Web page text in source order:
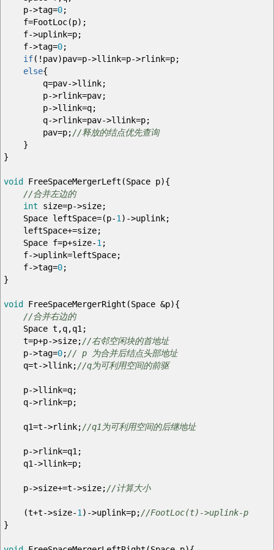
p->tag=0;
f=FootLoc(p) ;
f->uplink=p;
f->tag=0;
if( ! pav)pav=p->llink=p->rlink=p;
else{
q=pav->llink;
p->rlink=pav;
p->llink=q;
q->rlink=pav->llink=p;
pav=p;//释放的结点优先查询
}
}
void FreeSpaceMergerLeft (Space p){
//合并左边的
int size=p->size;
Space leftSpace=(p-1) ->uplink;
leftSpace+=size;
Space f=p+size-1;
f->uplink=leftSpace;
f->tag=0;
}
void FreeSpaceMergerRight (Space &p){
//合并右边的
Space t ,q,q1;
t=p+p->size;//右邻空闲块的首地址
p->tag=0;// p 为合并后结点头部地址
q=t->llink;//q为可利用空间的前驱
p->llink=q;
q->rlink=p;
q1=t->rlink;//q1为可利用空间的后继地址
p->rlink=q1;
q1->llink=p;
p->size+=t->size;//计算大小
(t+t->size-1) ->uplink=p;//FootLoc(t)->uplink-p
}